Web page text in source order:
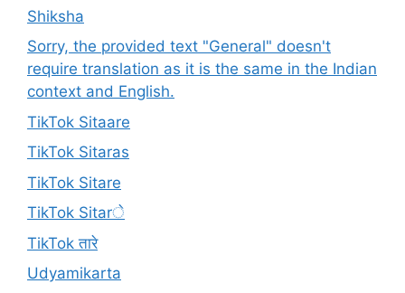
Shiksha
Sorry, the provided text "General" doesn't
require translation as it is the same in the Indian
context and English.
TikTok Sitaare
TikTok Sitaras
TikTok Sitare
TikTok Sitarे
TikTok तारे
Udyamikarta